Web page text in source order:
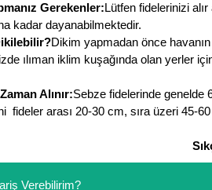
Gerekenler:Lütfen fidelerinizi
kadar dayanabilmektedir.
Dikim yapmadan önce
ılıman iklim kuşağında olan yerler
Alınır:Sebze fidelerinde genelde
fideler arası 20-30 cm, sıra üzeri 45-
Verebilirim?